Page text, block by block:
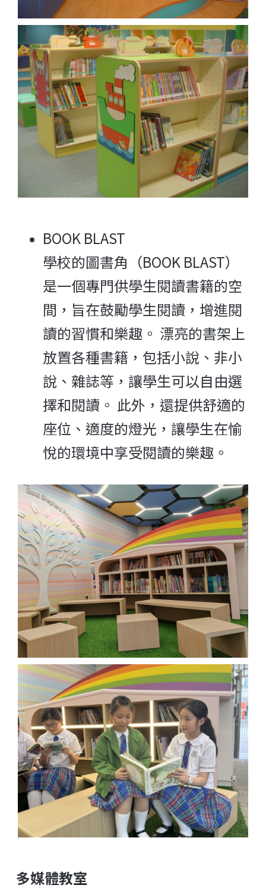
BOOK BLAST
學校的圖書角（BOOK BLAST）
是一個專門供學生閱讀書籍的空
間，旨在鼓勵學生閱讀，增進閱
讀的習慣和樂趣。 漂亮的書架上
放置各種書籍，包括小說、非小
說、雜誌等，讓學生可以自由選
擇和閱讀。 此外，還提供舒適的
座位、適度的燈光，讓學生在愉
悅的環境中享受閱讀的樂趣。
多媒體教室